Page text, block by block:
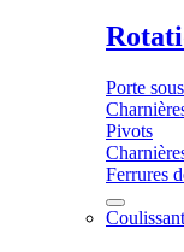
Porte
Pivots
Ferrures